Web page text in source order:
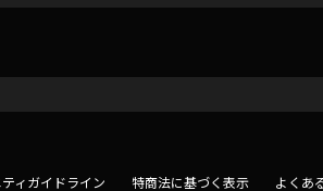
ィガイドライン 特商法に基づく表示 よくあ